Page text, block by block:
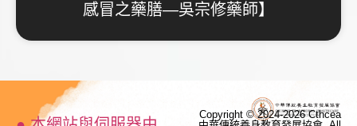
感冒之藥膳—吳宗修藥師】
Copyright © 2024-2026 Cthcea